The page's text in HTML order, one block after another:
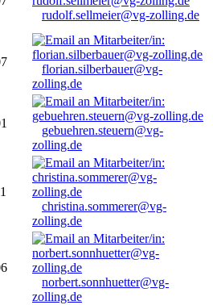
rudolf.sellmeier@vg-zolling.de
florian.silberbauer@vg-
zolling.de
gebuehren.steuern@vg-
zolling.de
christina.sommerer@vg-
zolling.de
norbert.sonnhuetter@vg-
zolling.de